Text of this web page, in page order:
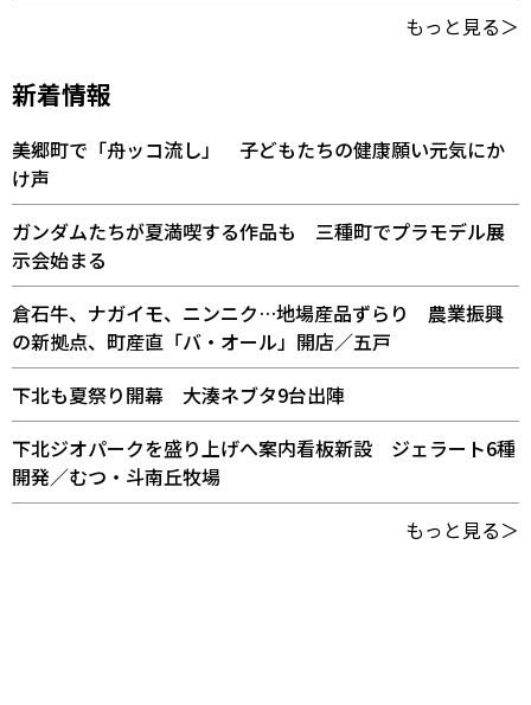
もっと見る＞
新着情報
美郷町で「舟ッコ流し」 子どもたちの健康願い元気にか
け声
ガンダムたちが夏満喫する作品も 三種町でプラモデル展
示会始まる
倉石牛、ナガイモ、ニンニク…地場産品ずらり 農業振興
の新拠点、町産直「バ・オール」開店／五戸
下北も夏祭り開幕 大湊ネブタ9台出陣
下北ジオパークを盛り上げへ案内看板新設 ジェラート6種
開発／むつ・斗南丘牧場
もっと見る＞